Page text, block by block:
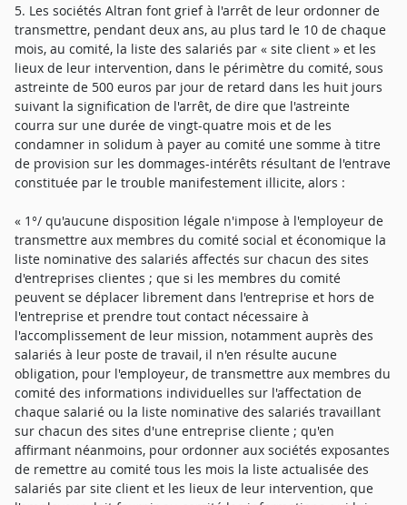
5. Les sociétés Altran font grief à l'arrêt de leur ordonner de
transmettre, pendant deux ans, au plus tard le 10 de chaque
mois, au comité, la liste des salariés par « site client » et les
lieux de leur intervention, dans le périmètre du comité, sous
astreinte de 500 euros par jour de retard dans les huit jours
suivant la signification de l'arrêt, de dire que l'astreinte
courra sur une durée de vingt-quatre mois et de les
condamner in solidum à payer au comité une somme à titre
de provision sur les dommages-intérêts résultant de l'entrave
constituée par le trouble manifestement illicite, alors :
« 1°/ qu'aucune disposition légale n'impose à l'employeur de
transmettre aux membres du comité social et économique la
liste nominative des salariés affectés sur chacun des sites
d'entreprises clientes ; que si les membres du comité
peuvent se déplacer librement dans l'entreprise et hors de
l'entreprise et prendre tout contact nécessaire à
l'accomplissement de leur mission, notamment auprès des
salariés à leur poste de travail, il n'en résulte aucune
obligation, pour l'employeur, de transmettre aux membres du
comité des informations individuelles sur l'affectation de
chaque salarié ou la liste nominative des salariés travaillant
sur chacun des sites d'une entreprise cliente ; qu'en
affirmant néanmoins, pour ordonner aux sociétés exposantes
de remettre au comité tous les mois la liste actualisée des
salariés par site client et les lieux de leur intervention, que